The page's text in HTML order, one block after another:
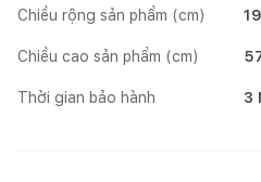
Chiều rộng sản phẩm (cm) 19
Chiều cao sản phẩm (cm)
Thời gian bảo hành 3